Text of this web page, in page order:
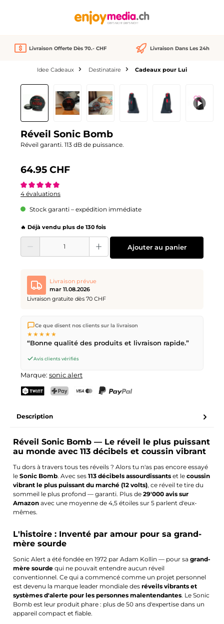
Livraison Offerte Dès 70.- CHF Livraison Dans Les 24h
Idee Cadeaux Destinataire Cadeaux pour Lui
Ignorer la galerie d'images
Réveil Sonic Bomb
Réveil garanti. 113 dB de puissance.
64.95 CHF
Note moyenne de 5 sur 5 étoiles
4 évaluations
Stock garanti – expédition immédiate
🔥 Déjà vendu plus de 130 fois
Quantité de produit : Entrez la quantité souhaitée ou utilisez les boutons
Ajouter au panier
Livraison prévue
mar 11.08.2026
Livraison gratuite dès 70 CHF
Nous expédions directement depuis notre entrepôt à Kriens,
en Suisse.Livraison gratuitedèsCHF 70
passées avant
livraison leprochain jour ouvrable par la Poste Suisse.
Ce que disent nos clients sur la livraison
★★★★★
“Bonne qualité des produits et livraison rapide.”
Avis clients vérifiés
Marque: sonic alert
Description
Réveil Sonic Bomb — Le réveil le plus puissant
au monde avec 113 décibels et coussin vibrant
Tu dors à travers tous tes réveils ? Alors tu n'as pas encore essayé
leSonic Bomb. Avec ses113 décibels assourdissants et lecoussin
vibrant le plus puissant du marché (12 volts), ce réveil te tire du
sommeil le plus profond — garanti. Plus de29'000 avis sur
Amazon avec une moyenne de 4,5 étoiles sur 5 parlent d'eux-
mêmes.
L'histoire : Inventé par amour pour sa grand-
mère sourde
Sonic Alert a été fondée en 1972 par Adam Kollin — pour sagrand-
mère sourde qui ne pouvait entendre aucun réveil
conventionnel. Ce qui a commencé comme un projet personnel
est devenu la marque leader mondiale desréveils vibrants et
systèmes d'alerte pour les personnes malentendantes. Le Sonic
Bomb est leur produit phare : plus de 50 ans d'expertise dans un
appareil compact et fiable.